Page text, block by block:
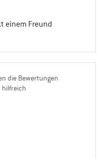
einem Freund
die Bewertungen
hilfreich